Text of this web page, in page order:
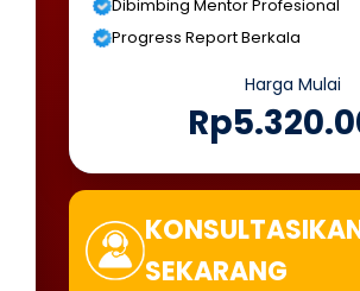
Dibimbing Mentor Profesional
Progress Report Berkala
Harga Mulai
SEKARANG